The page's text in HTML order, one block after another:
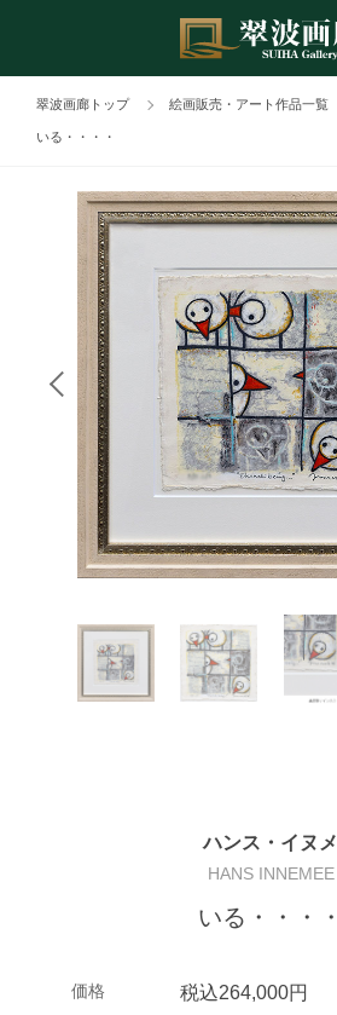
翠波画廊トップ 絵画販売・アート作品一覧
いる・・・・
ハンス・イヌメ
HANS INNEMEE
いる・・・・
価格 税込264,000円